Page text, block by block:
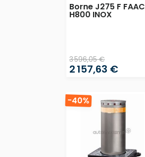
Borne J275 F FAAC
H800 INOX
3 596,05 €
2 157,63 €
-40%